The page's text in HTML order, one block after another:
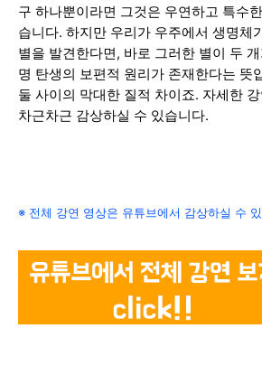
구 하나뿐이라면 그것은 우연하고 특수
습니다. 하지만 우리가 우주에서 생명체
별을 발견한다면, 바로 그러한 별이 두
명 탄생의 보편적 원리가 존재한다는 뜻
둘 사이의 막대한 질적 차이죠. 자세한
차근차근 감상하실 수 있습니다.
※ 전체 강연 영상은 유튜브에서 감상하실 수